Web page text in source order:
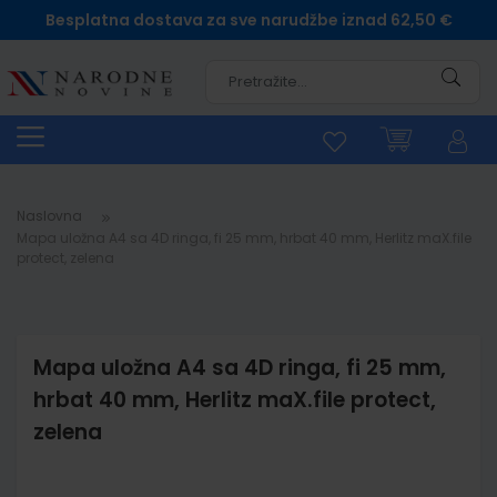
Besplatna dostava za sve narudžbe iznad 62,50 €
Naslovna
Mapa uložna A4 sa 4D ringa, fi 25 mm,
hrbat 40 mm, Herlitz maX.file protect,
zelena